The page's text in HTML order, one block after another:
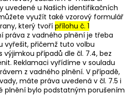
uvedené u Našich identifikačních
využít také vzorový formulář
který tvoří přílohu č. 1
práva z vadného plnění je třeba
vyřešit, přičemž tuto volbu
výjimkou případů dle čl. 7.4, bez
Reklamaci vyřídíme v souladu
z vadného plnění. V případě,
máte práva uvedená v čl. 7.5 i
plnění bylo podstatným porušením